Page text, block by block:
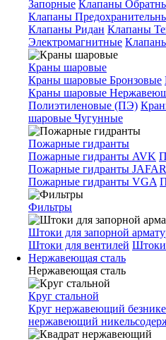
Запорные Клапаны
Клапаны
Клапаны Ридан Клапаны
Электромагнитные
Краны шаровые
Краны шаровые Бронзовые
Краны шаровые
Полиэтиленовые (ПЭ)
шаровые Чугунные
Пожарные гидранты
Пожарные гидранты AVK
Пожарные гидранты JAFAR
Пожарные гидранты VGA
Фильтры
Штоки для запорной
Штоки для вентилей Штоки
Нержавеющая сталь
Нержавеющая сталь
Круг стальной
Круг нержавеющий
нержавеющий